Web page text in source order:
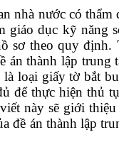
nhà nước có thẩm
giáo dục kỹ năng
sơ theo quy định.
án thành lập trung
loại giấy tờ bắt
để thực hiện thủ
này sẽ giới
đề án thành lập